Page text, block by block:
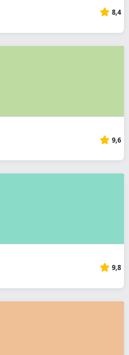
8,4
9,6
9,8